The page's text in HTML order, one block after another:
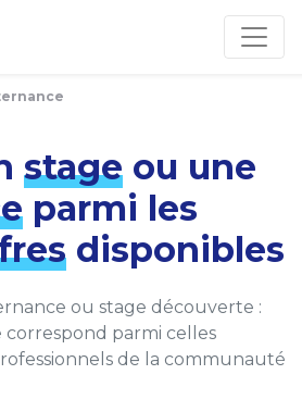
stage ou une
parmi les
disponibles
ou stage découverte :
parmi celles
de la communauté
cookies